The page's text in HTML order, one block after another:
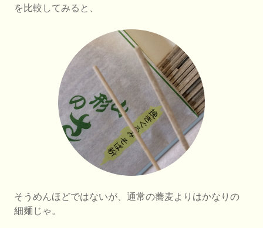
を比較してみると、
そうめんほどではないが、通常の蕎麦よりはかなりの
細麺じゃ。